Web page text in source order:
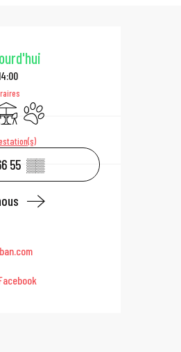
et
Animaux acceptés
55 ▒▒